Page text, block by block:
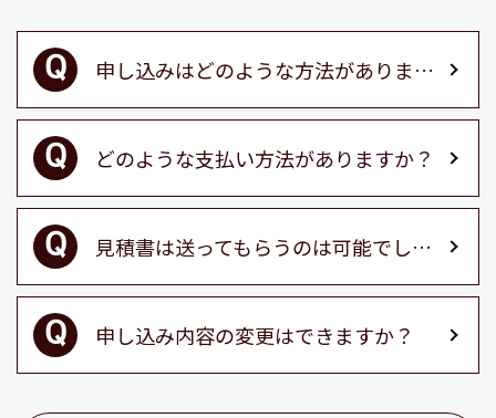
申し込みはどのような方法がありますか？
どのような支払い方法がありますか？
見積書は送ってもらうのは可能でしょうか？
申し込み内容の変更はできますか？